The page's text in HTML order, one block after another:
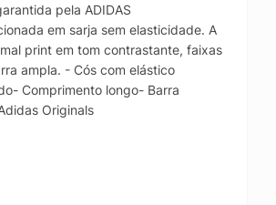
pela ADIDAS
em sarja sem elasticidade. A
print em tom contrastante, faixas
ampla. - Cós com elástico
Comprimento longo- Barra
Originals